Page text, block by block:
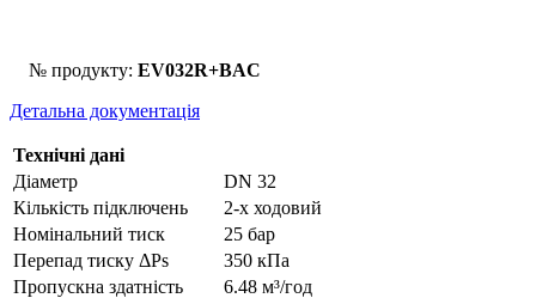
№ продукту: EV032R+BAC
Детальна документація
Технічні дані
Діаметр
DN 32
Кількість підключень
2-х ходовий
Номінальний тиск
25 бар
Перепад тиску ΔPs
350 кПа
Пропускна здатність
6.48 м³/год